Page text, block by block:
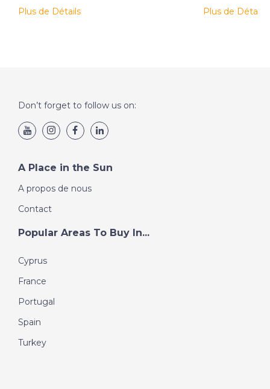
Plus de Détails Plus de Détails
Don’t forget to follow us on:
A Place in the Sun
A propos de nous
Contact
Popular Areas To Buy In...
Cyprus
France
Portugal
Spain
Turkey